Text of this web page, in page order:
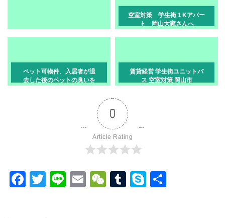
空室対策 学生街１Kアパー
ト 岡山大家さんへ
ペット可物件、入居者が退
去した後のペットの臭いを
賃貸経営 学生街ユニットバ
ス 空室対策 岡山市
0
Article Rating
F
T
Li
E
W
T
S